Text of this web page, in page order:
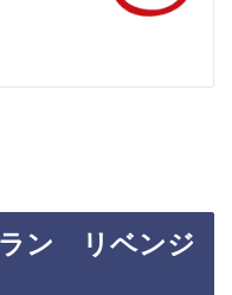
ン リベンジ